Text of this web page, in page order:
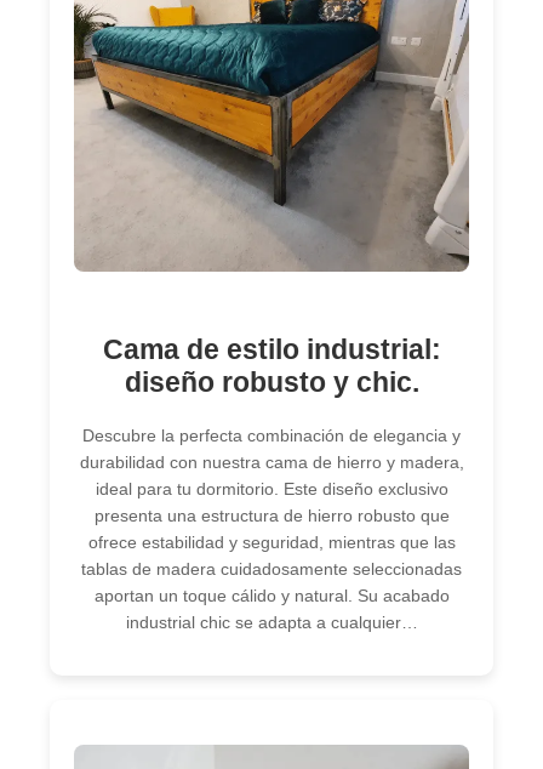
Cama de estilo industrial:
diseño robusto y chic.
Descubre la perfecta combinación de elegancia y
durabilidad con nuestra cama de hierro y madera,
ideal para tu dormitorio. Este diseño exclusivo
presenta una estructura de hierro robusto que
ofrece estabilidad y seguridad, mientras que las
tablas de madera cuidadosamente seleccionadas
aportan un toque cálido y natural. Su acabado
industrial chic se adapta a cualquier…